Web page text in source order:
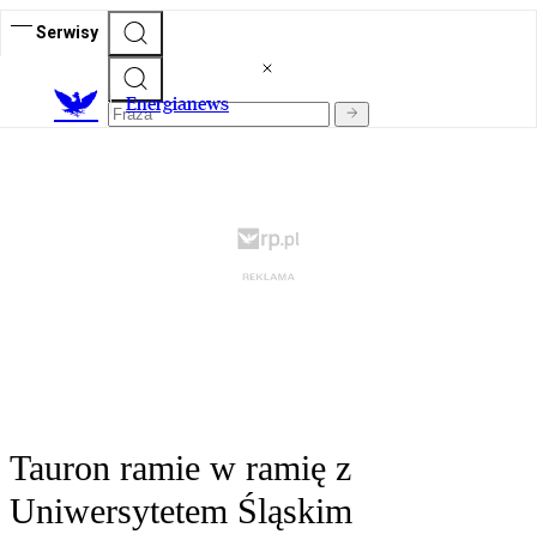
Serwisy
Energianews
Tauron ramie w ramię z
Uniwersytetem Śląskim